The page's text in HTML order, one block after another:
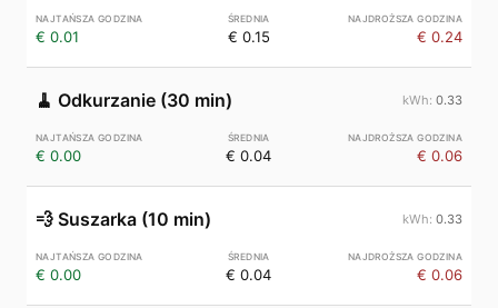
€ 0.01 € 0.15 € 0.24
🧹 Odkurzanie (30 min) 0.33
€ 0.00 € 0.04 € 0.06
💨 Suszarka (10 min) 0.33
€ 0.00 € 0.04 € 0.06